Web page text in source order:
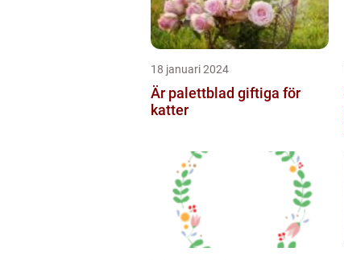
18 januari 2024
Är palettblad giftiga för
katter